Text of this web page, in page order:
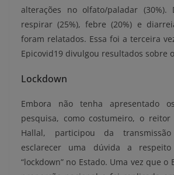
alterações no olfato/paladar (30%).
respirar (25%), febre (20%) e
foram relatados. Essa foi a terceira
Epicovid19 divulgou resultados sobre
Lockdown
Embora não tenha apresentado
pesquisa, como costumeiro, o reitor
Hallal, participou da
esclarecer uma dúvida a
“lockdown” no Estado. Uma vez que o